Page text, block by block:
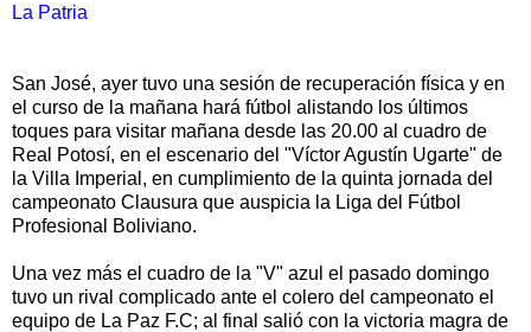
La Patria
San José, ayer tuvo una sesión de recuperación física y en
el curso de la mañana hará fútbol alistando los últimos
toques para visitar mañana desde las 20.00 al cuadro de
Real Potosí, en el escenario del "Víctor Agustín Ugarte" de
la Villa Imperial, en cumplimiento de la quinta jornada del
campeonato Clausura que auspicia la Liga del Fútbol
Profesional Boliviano.
Una vez más el cuadro de la "V" azul el pasado domingo
tuvo un rival complicado ante el colero del campeonato el
equipo de La Paz F.C; al final salió con la victoria magra de